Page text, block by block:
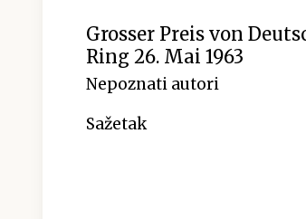
Grosser Preis von
Ring 26. Mai 1963
Nepoznati autori
Sažetak